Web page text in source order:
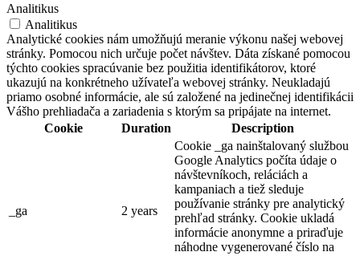
Analitikus
Analitikus
Analytické cookies nám umožňujú meranie výkonu našej webovej
stránky. Pomocou nich určuje počet návštev. Dáta získané pomocou
týchto cookies spracúvanie bez použitia identifikátorov, ktoré
ukazujú na konkrétneho užívateľa webovej stránky. Neukladajú
priamo osobné informácie, ale sú založené na jedinečnej identifikácii
Vášho prehliadača a zariadenia s ktorým sa pripájate na internet.
Cookie
Duration Description
_ga 2 years
Cookie _ga nainštalovaný službou
Google Analytics počíta údaje o
návštevníkoch, reláciách a
kampaniach a tiež sleduje
používanie stránky pre analytický
prehľad stránky. Cookie ukladá
informácie anonymne a priraďuje
náhodne vygenerované číslo na